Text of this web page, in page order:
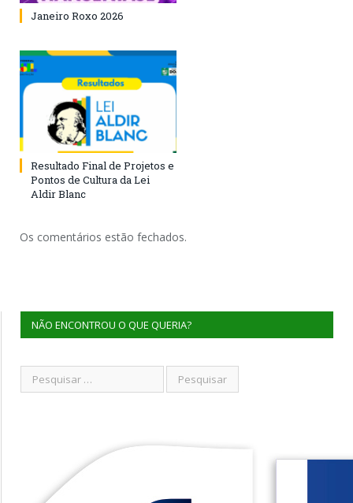
Janeiro Roxo 2026
Resultado Final de Projetos e
Pontos de Cultura da Lei
Aldir Blanc
Os comentários estão fechados.
NÃO ENCONTROU O QUE QUERIA?